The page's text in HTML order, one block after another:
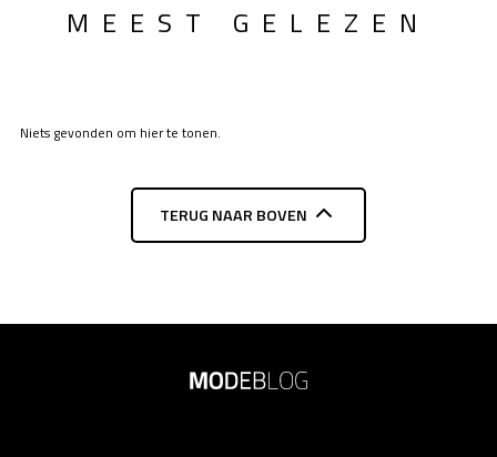
MEEST GELEZEN
Niets gevonden om hier te tonen.
TERUG NAAR BOVEN